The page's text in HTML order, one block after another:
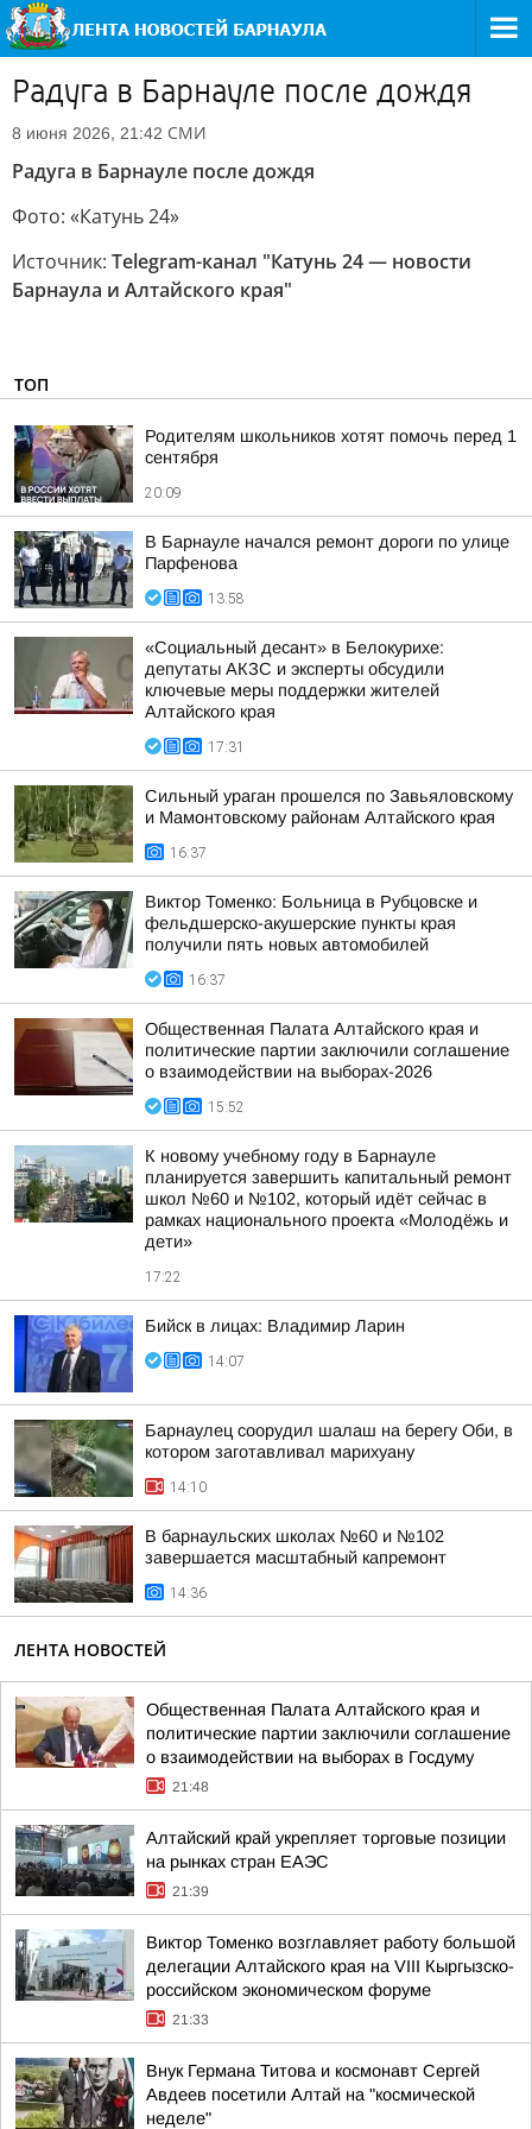
Радуга в Барнауле после дождя
8 июня 2026, 21:42 СМИ
Радуга в Барнауле после дождя
Фото: «Катунь 24»
Источник: Telegram-канал "Катунь 24 — новости
Барнаула и Алтайского края"
ТОП
Родителям школьников хотят помочь перед 1
сентября
20:09
В Барнауле начался ремонт дороги по улице
Парфенова
13:58
«Социальный десант» в Белокурихе:
депутаты АКЗС и эксперты обсудили
ключевые меры поддержки жителей
Алтайского края
17:31
Сильный ураган прошелся по Завьяловскому
и Мамонтовскому районам Алтайского края
16:37
Виктор Томенко: Больница в Рубцовске и
фельдшерско-акушерские пункты края
получили пять новых автомобилей
16:37
Общественная Палата Алтайского края и
политические партии заключили соглашение
о взаимодействии на выборах-2026
15:52
К новому учебному году в Барнауле
планируется завершить капитальный ремонт
школ №60 и №102, который идёт сейчас в
рамках национального проекта «Молодёжь и
дети»
17:22
Бийск в лицах: Владимир Ларин
14:07
Барнаулец соорудил шалаш на берегу Оби, в
котором заготавливал марихуану
14:10
В барнаульских школах №60 и №102
завершается масштабный капремонт
14:36
ЛЕНТА НОВОСТЕЙ
Общественная Палата Алтайского края и
политические партии заключили соглашение
о взаимодействии на выборах в Госдуму
21:48
Алтайский край укрепляет торговые позиции
на рынках стран ЕАЭС
21:39
Виктор Томенко возглавляет работу большой
делегации Алтайского края на VIII Кыргызско-
российском экономическом форуме
21:33
Внук Германа Титова и космонавт Сергей
Авдеев посетили Алтай на "космической
неделе"